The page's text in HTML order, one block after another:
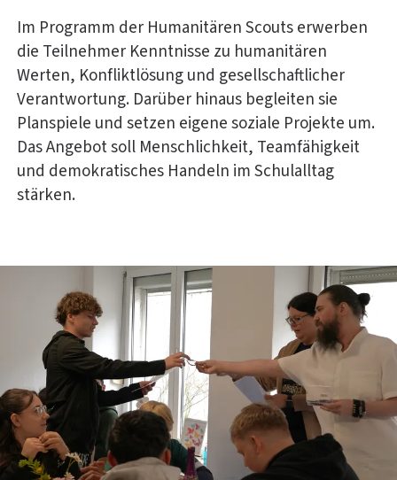
Im Programm der Humanitären Scouts erwerben
die Teilnehmer Kenntnisse zu humanitären
Werten, Konfliktlösung und gesellschaftlicher
Verantwortung. Darüber hinaus begleiten sie
Planspiele und setzen eigene soziale Projekte um.
Das Angebot soll Menschlichkeit, Teamfähigkeit
und demokratisches Handeln im Schulalltag
stärken.